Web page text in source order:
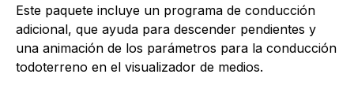
Este paquete incluye un programa de conducción
adicional, que ayuda para descender pendientes y
una animación de los parámetros para la conducción
todoterreno en el visualizador de medios.